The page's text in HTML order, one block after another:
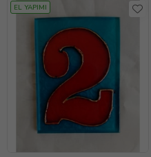
EL YAPIMI